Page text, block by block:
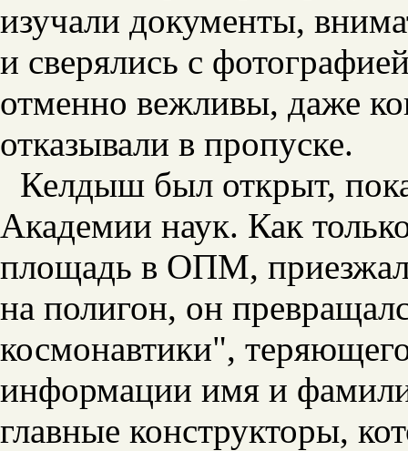
изучали документы,
и сверялись с
отменно вежливы, даже
отказывали в пропуске.
Келдыш был открыт,
Академии наук. Как
площадь в ОПМ,
на полигон, он
космонавтики",
информации имя и
главные конструкторы,